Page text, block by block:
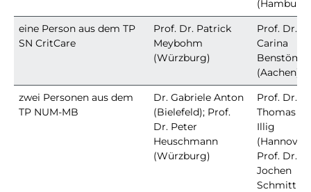
(Hamburg)
eine Person aus dem TP
SN CritCare
Prof. Dr. Patrick
Meybohm
(Würzburg)
Prof. Dr.
Carina
Benstöm
(Aachen)
zwei Personen aus dem
TP NUM-MB
Dr. Gabriele Anton
(Bielefeld); Prof.
Dr. Peter
Heuschmann
(Würzburg)
Prof. Dr.
Thomas
Illig
Prof. Dr.
Jochen
Schmitt